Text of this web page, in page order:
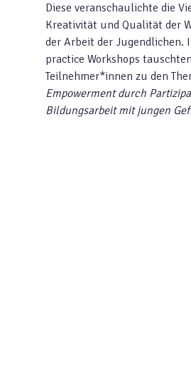
Diese veranschaulichte die
Kreativität und Qualität der
der Arbeit der Jugendlichen.
practice Workshops
Teilnehmer*innen zu den
Empowerment durch
Bildungsarbeit mit jungen